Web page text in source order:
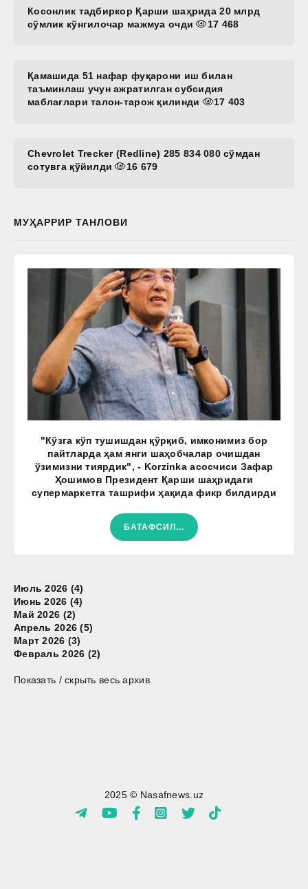
Косонлик тадбиркор Қарши шаҳрида 20 млрд
сўмлик кўнгилочар мажмуа очди
17 468
Қамашида 51 нафар фуқарони иш билан
таъминлаш учун ажратилган субсидия
маблағлари талон-тарож қилинди
17 403
Chevrolet Trecker (Redline) 285 834 080 сўмдан
сотувга қўйилди
16 679
МУҲАРРИР ТАНЛОВИ
"Кўзга кўп тушишдан қўрқиб, имконимиз бор
пайтларда ҳам янги шаҳобчалар очишдан
ўзимизни тиярдик", - Korzinka асосчиси Зафар
Ҳошимов Президент Қарши шаҳридаги
супермаркетга ташрифи ҳақида фикр билдирди
БАТАФСИЛ...
Июль 2026 (4)
Июнь 2026 (4)
Май 2026 (2)
Апрель 2026 (5)
Март 2026 (3)
Февраль 2026 (2)
Показать / скрыть весь архив
2025 © Nasafnews.uz